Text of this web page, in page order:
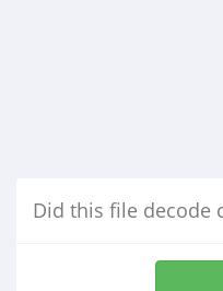
Did this file decode